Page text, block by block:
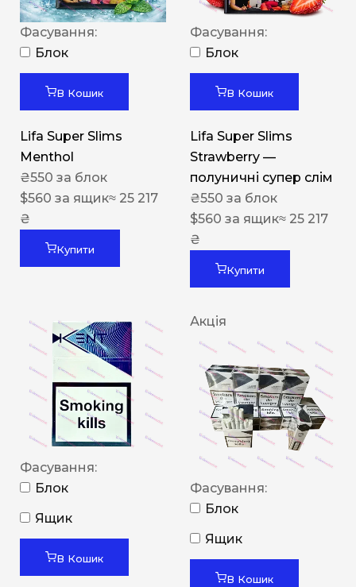
Фасування:
Блок
В Кошик
Lifa Super Slims
Menthol
₴550 за блок
$560 за ящик≈ 25 217
₴
Купити
Фасування:
Блок
В Кошик
Lifa Super Slims
Strawberry —
полуничні супер слім
₴550 за блок
$560 за ящик≈ 25 217
₴
Купити
Фасування:
Блок
Ящик
В Кошик
Акція
Фасування:
Блок
Ящик
В Кошик